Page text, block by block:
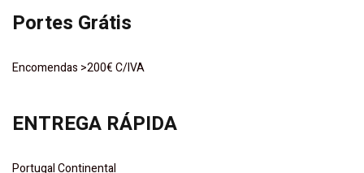
Portes Grátis
Encomendas >200€ C/IVA
ENTREGA RÁPIDA
Portugal Continental